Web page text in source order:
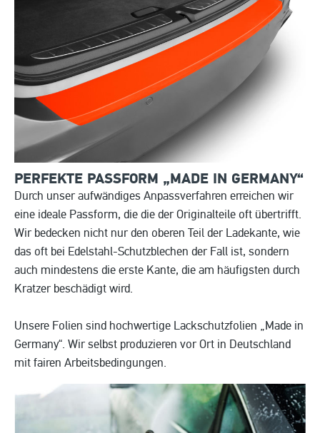
PERFEKTE PASSFORM „MADE IN GERMANY“
Durch unser aufwändiges Anpassverfahren erreichen wir
eine ideale Passform, die die der Originalteile oft übertrifft.
Wir bedecken nicht nur den oberen Teil der Ladekante, wie
das oft bei Edelstahl-Schutzblechen der Fall ist, sondern
auch mindestens die erste Kante, die am häufigsten durch
Kratzer beschädigt wird.
Unsere Folien sind hochwertige Lackschutzfolien „Made in
Germany“. Wir selbst produzieren vor Ort in Deutschland
mit fairen Arbeitsbedingungen.